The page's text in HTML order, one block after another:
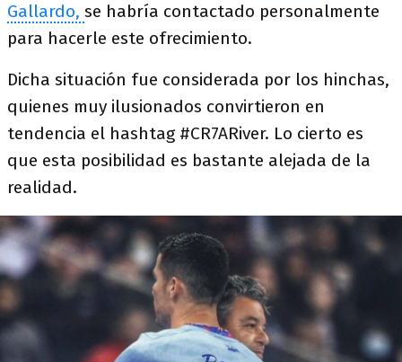
Gallardo, se habría contactado personalmente
para hacerle este ofrecimiento.
Dicha situación fue considerada por los hinchas,
quienes muy ilusionados convirtieron en
tendencia el hashtag #CR7ARiver. Lo cierto es
que esta posibilidad es bastante alejada de la
realidad.